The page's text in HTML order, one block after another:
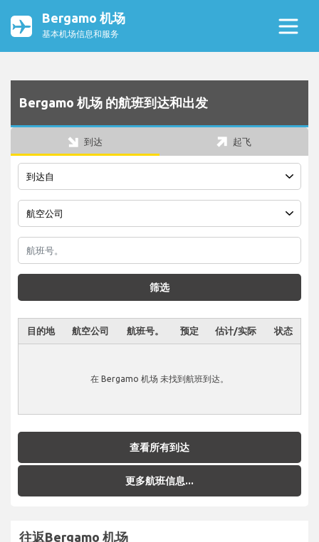
Bergamo 机场
基本机场信息和服务
Bergamo 机场 的航班到达和出发
到达 起飞
筛选
目的地 航空公司 航班号。 预定 估计/实际 状态
在 Bergamo 机场 未找到航班到达。
查看所有到达
更多航班信息...
往返Bergamo 机场